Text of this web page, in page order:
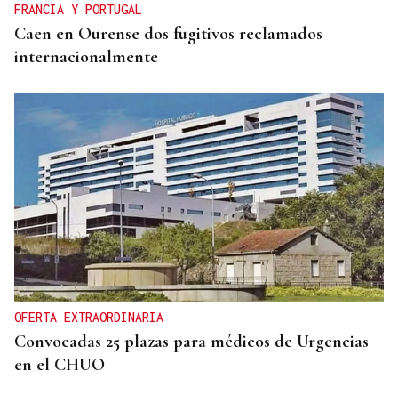
FRANCIA Y PORTUGAL
Caen en Ourense dos fugitivos reclamados
internacionalmente
OFERTA EXTRAORDINARIA
Convocadas 25 plazas para médicos de Urgencias
en el CHUO